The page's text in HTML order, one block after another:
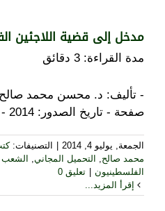
مدخل إلى قضية اللاجئين
مدة القراءة: 3 دقائق
صفحة - تاريخ الصدور: 2014 - (تحميل مجاني)
الجمعة, يوليو 4, 2014 التصنيفات:
محمد صالح
التحميل المجاني الشعب
الفلسطينيون
تعليق 0
إقرأ المزيد...